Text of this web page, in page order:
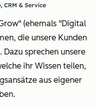
(ehemals "Digital
die unsere Kunden
sprechen unsere
ihr Wissen teilen,
aus eigener